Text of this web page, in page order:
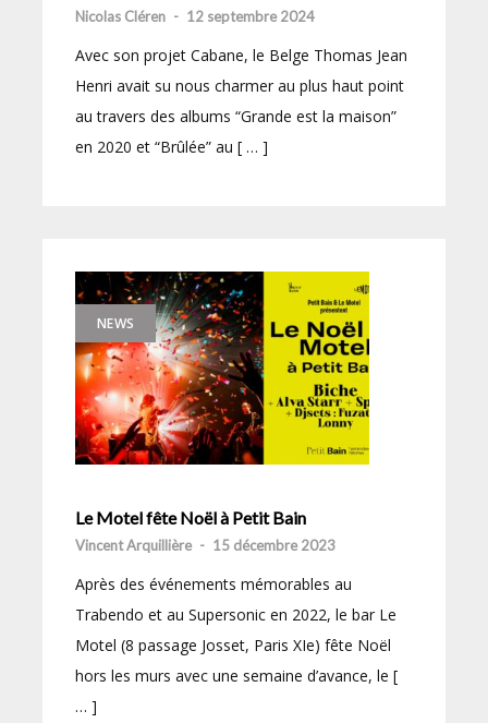
Nicolas Cléren - 12 septembre 2024
Avec son projet Cabane, le Belge Thomas Jean
Henri avait su nous charmer au plus haut point
au travers des albums “Grande est la maison”
en 2020 et “Brûlée” au [ … ]
NEWS
Le Motel fête Noël à Petit Bain
Vincent Arquillière - 15 décembre 2023
Après des événements mémorables au
Trabendo et au Supersonic en 2022, le bar Le
Motel (8 passage Josset, Paris XIe) fête Noël
hors les murs avec une semaine d’avance, le [
… ]